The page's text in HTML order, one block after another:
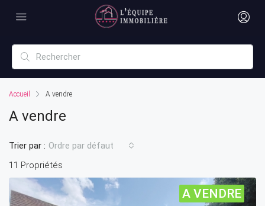
Accueil A vendre
A vendre
11 Propriétés
Trier par : Ordre par défaut
A VENDRE